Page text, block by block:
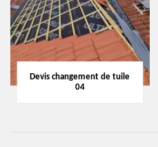
Devis changement de tuile
04